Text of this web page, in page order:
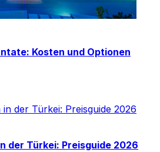
Kosten und Optionen
der Türkei: Preisguide 2026